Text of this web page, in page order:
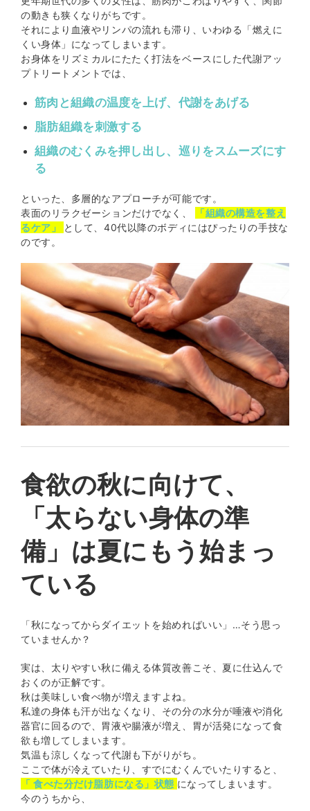
の動きも狭くなりがちです。
それにより血液やリンパの流れも滞り、いわゆる「燃えに
くい身体」になってしまいます。
お身体をリズミカルにたたく打法をベースにした代謝アッ
プトリートメントでは、
筋肉と組織の温度を上げ、代謝をあげる
脂肪組織を刺激する
組織のむくみを押し出し、巡りをスムーズにす
る
といった、多層的なアプローチが可能です。
表面のリラクゼーションだけでなく、
「組織の構造を整え
るケア」
として、40代以降のボディにはぴったりの手技な
のです。
食欲の秋に向けて、
「太らない身体の準
備」は夏にもう始まっ
ている
「秋になってからダイエットを始めればいい」…そう思っ
ていませんか？
実は、太りやすい秋に備える体質改善こそ、夏に仕込んで
おくのが正解です。
秋は美味しい食べ物が増えますよね。
私達の身体も汗が出なくなり、その分の水分が唾液や消化
器官に回るので、胃液や腸液が増え、胃が活発になって食
欲も増してしまいます。
気温も涼しくなって代謝も下がりがち。
ここで体が冷えていたり、すでにむくんでいたりすると、
「 食べた分だけ脂肪になる」状態 になってしまいます。
今のうちから、